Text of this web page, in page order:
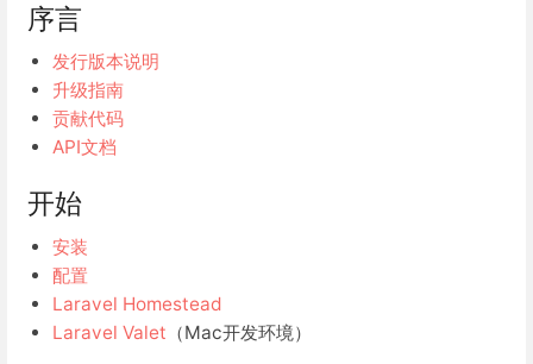
序言
发行版本说明
升级指南
贡献代码
API文档
开始
安装
配置
Laravel Homestead
Laravel Valet （Mac开发环境）